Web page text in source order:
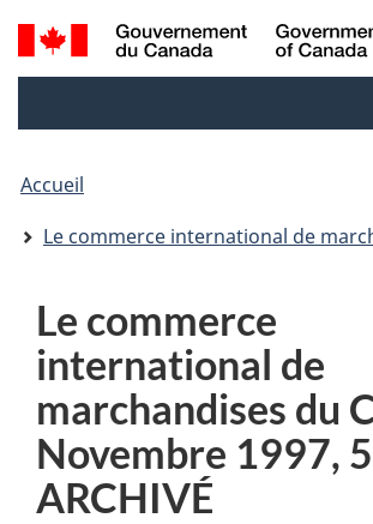
Aller
au
Aller
au
Passer
à
Recherche
et
Accueil
Le commerce international de
Le commerce
international de
marchandises du
Novembre 1997,
ARCHIVÉ